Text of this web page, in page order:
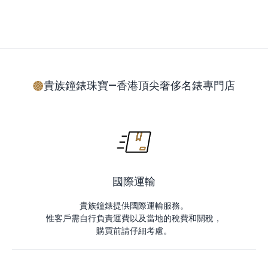
貴族鐘錶珠寶—香港頂尖奢侈名錶專門店
國際運輸
貴族鐘錶提供國際運輸服務。
惟客戶需自行負責運費以及當地的稅費和關稅，
購買前請仔細考慮。